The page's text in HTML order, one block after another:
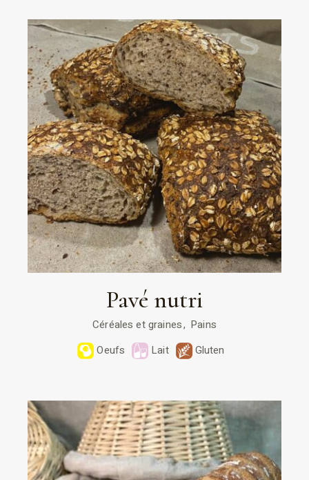
Pavé nutri
Céréales et graines
Pains
Oeufs
Lait Gluten